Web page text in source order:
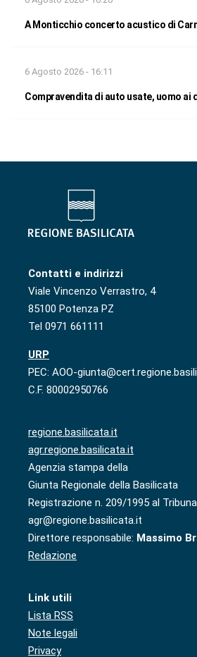
A Monticchio concerto acustico di
6 Agosto 2026 - 16:11
Compravendita di auto usate, uomo ai
Contatti e indirizzi
Viale Vincenzo Verrastro, 4
85100 Potenza PZ
Tel 0971 661111
URP
PEC: AOO-
C.F. 80002950766
regione.basilicata.it
agr.regione.basilicata.it
Agenzia stampa della
Giunta Regionale della Basilicata
Registrazione n. 209/1995 al
agr@regione.basilicata.it
Direttore responsabile: Massimo
Redazione
Link utili
Lista RSS
Note legali
Privacy